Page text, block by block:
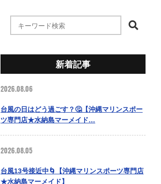
新着記事
2026.08.06
台風の日はどう過ごす？🤔【沖縄マリンスポー
ツ専門店★水納島マーメイド…
2026.08.05
台風13号接近中🌀【沖縄マリンスポーツ専門店
★水納島マーメイド】